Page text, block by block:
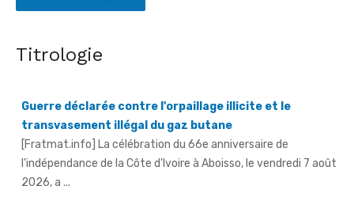
Titrologie
transvasement illégal du gaz butane
[Fratmat.info] La célébration du 66e anniversaire de
l'indépendance de la Côte d'Ivoire à Aboisso, le vendredi 7 août
2026, a ...